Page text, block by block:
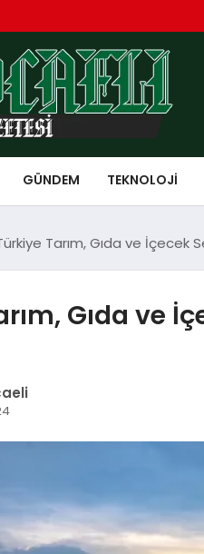
GÜNDEM TEKNOLOJI
Tarım, Gıda ve İçecek
Gıda ve